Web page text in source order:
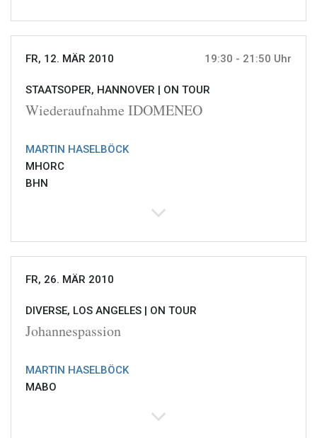
FR, 12. MÄR 2010 19:30 - 21:50 Uhr
STAATSOPER, HANNOVER | ON TOUR
Wiederaufnahme IDOMENEO
MARTIN HASELBÖCK
MHORC
BHN
FR, 26. MÄR 2010
DIVERSE, LOS ANGELES | ON TOUR
Johannespassion
MARTIN HASELBÖCK
MABO